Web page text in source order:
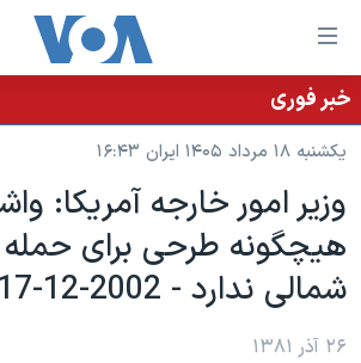
لینکهای
قابل
دسترسی
جهش
محتوای
اصلی
جهش
به
صفحه
خانه
نسخه سبک وب‌سایت
موضوع ها
ایران
آمریکا
جهان
برنامه های تلویزیونی
جدول برنامه ها
صفحه‌های ویژه
خبر فوری
یکشنبه ۱۸ مرداد ۱۴۰۵ ایران ۱۶:۴۳
وزير امور خارجه آمريکا:
هيچگونه طرحی برای حمله
شمالی ندارد - 2002-12-17
۲۶ آذر ۱۳۸۱